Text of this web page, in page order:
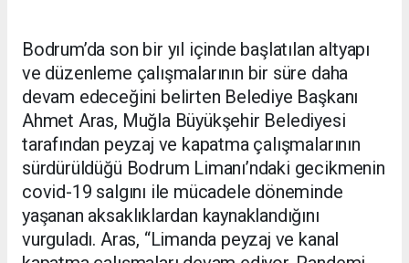
Bodrum’da son bir yıl içinde başlatılan altyapı
ve düzenleme çalışmalarının bir süre daha
devam edeceğini belirten Belediye Başkanı
Ahmet Aras, Muğla Büyükşehir Belediyesi
tarafından peyzaj ve kapatma çalışmalarının
sürdürüldüğü Bodrum Limanı’ndaki gecikmenin
covid-19 salgını ile mücadele döneminde
yaşanan aksaklıklardan kaynaklandığını
vurguladı. Aras, “Limanda peyzaj ve kanal